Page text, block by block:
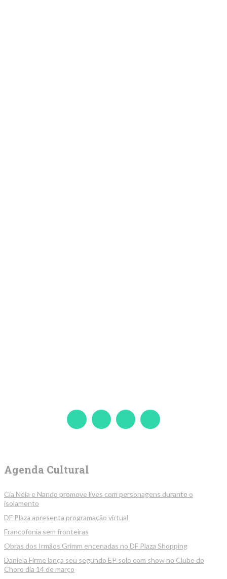
Agenda Cultural
Cia Néia e Nando promove lives com personagens durante o
isolamento
DF Plaza apresenta programação virtual
Francofonia sem fronteiras
Obras dos Irmãos Grimm encenadas no DF Plaza Shopping
Daniela Firme lança seu segundo EP solo com show no Clube do
Choro dia 14 de março